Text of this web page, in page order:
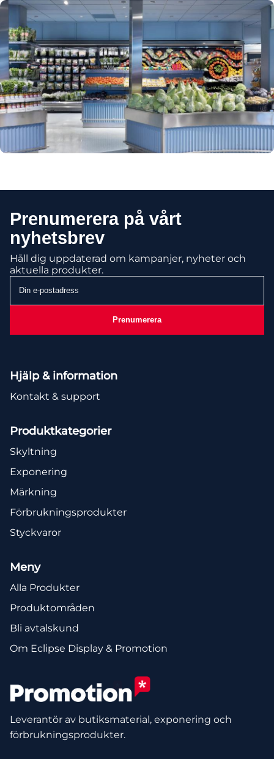
Prenumerera på vårt
nyhetsbrev
Håll dig uppdaterad om kampanjer, nyheter och
aktuella produkter.
postadress
Prenumerera
Hjälp & information
Kontakt & support
Produktkategorier
Skyltning
Exponering
Märkning
Förbrukningsprodukter
Styckvaror
Meny
Alla Produkter
Produktområden
Bli avtalskund
Om Eclipse Display & Promotion
Leverantör av butiksmaterial, exponering och
förbrukningsprodukter.